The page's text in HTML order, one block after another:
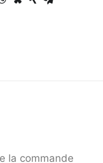
la commande